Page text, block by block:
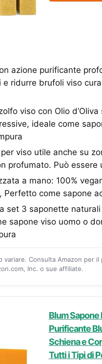
azione purificante
ridurre brufoli viso
viso con Olio
ideale come
viso utile anche su
profumato. Può
a mano: 100%
Perfetto come sapone
set 3 saponette
sapone viso uomo o
variare. Consulta Amazon per
Inc. o sue affiliate.
Blum
Purificante
Schiena e
Tutti i Tipi di